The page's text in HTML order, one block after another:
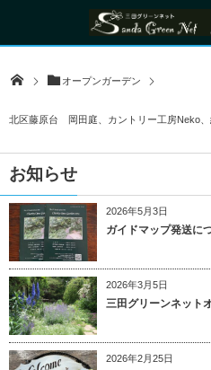
オープンガーデン
北区藤原台 岡田庭、カントリー工房Neko、
お知らせ
2026年5月3日
ガイドマップ発送に
2026年3月5日
三田グリーンネット
2026年2月25日